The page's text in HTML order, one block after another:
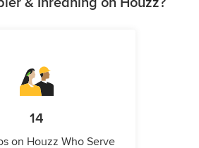
14
on Houzz Who Serve